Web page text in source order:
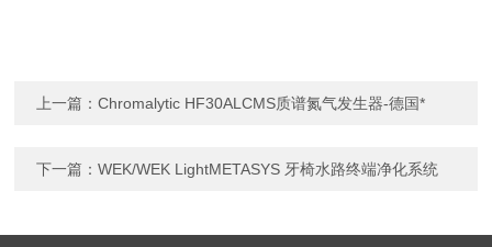
上一篇：Chromalytic HF30ALCMS质谱氮气发生器-德国*
下一篇：WEK/WEK LightMETASYS 牙椅水路终端净化系统